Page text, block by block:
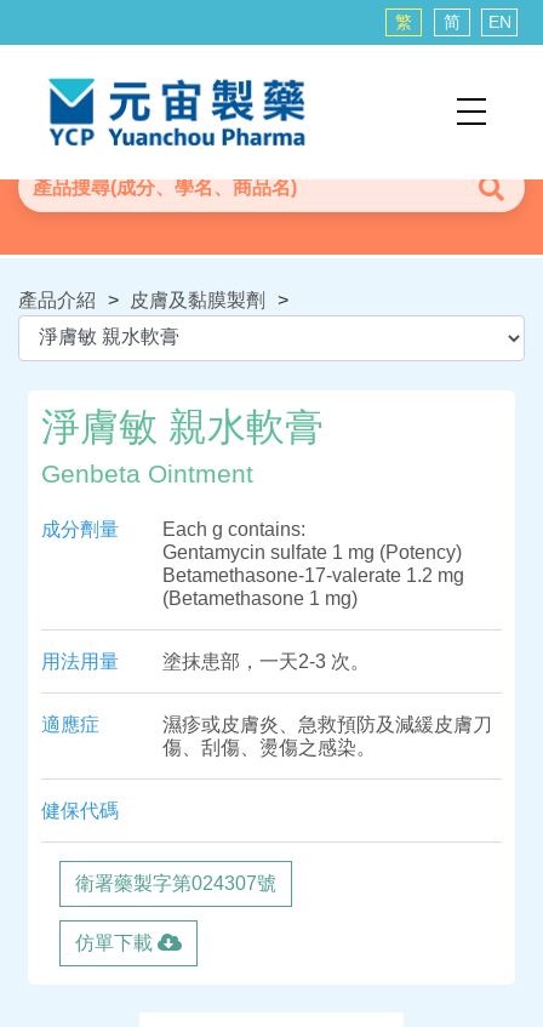
繁 简 EN
產品介紹 > 皮膚及黏膜製劑 >
淨膚敏 親水軟膏
Genbeta Ointment
成分劑量
Each g contains:
Gentamycin sulfate 1 mg (Potency)
Betamethasone-17-valerate 1.2 mg
(Betamethasone 1 mg)
用法用量 塗抹患部，一天2-3 次。
適應症
濕疹或皮膚炎、急救預防及減緩皮膚刀
傷、刮傷、燙傷之感染。
健保代碼
衛署藥製字第024307號
仿單下載